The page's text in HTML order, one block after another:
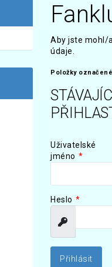
Aby jste mohl/
údaje.
Položky
Uživatelské
jméno *
Heslo *
Zobrazit